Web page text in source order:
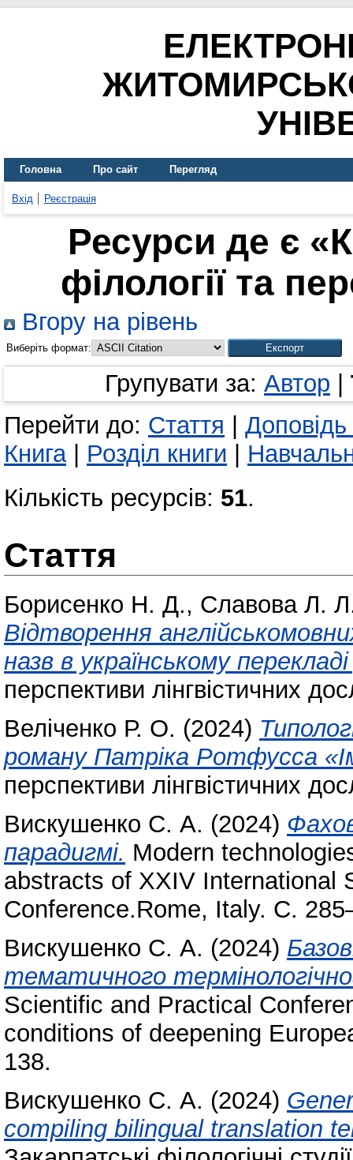
Головна Про сайт Перегляд
Вхід Реєстрація
Ресурси де є
філології та
Вгору на рівень
Виберіть формат:
Групувати за: Автор
Перейти до: Стаття
Книга| Розділ книги
Кількість ресурсів: 51.
Стаття
Борисенко Н. Д., Славова Л.
Відтворення
назв в українському
перспективи лінгвістичних
Веліченко Р. О. (2024)
роману Патріка Ротфусса
перспективи лінгвістичних
Вискушенко С. А. (2024)
парадигмі. Modern
abstracts of XXIV International
Conference.Rome, Italy. С.
Вискушенко С. А. (2024)
тематичного
Scientific and Practical
conditions of deepening
138.
Вискушенко С. А. (2024)
compiling bilingual translation